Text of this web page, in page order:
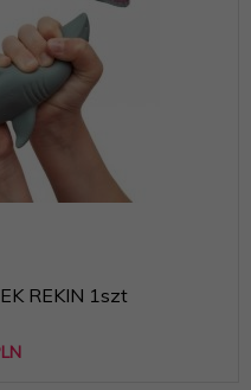
REKIN 1szt